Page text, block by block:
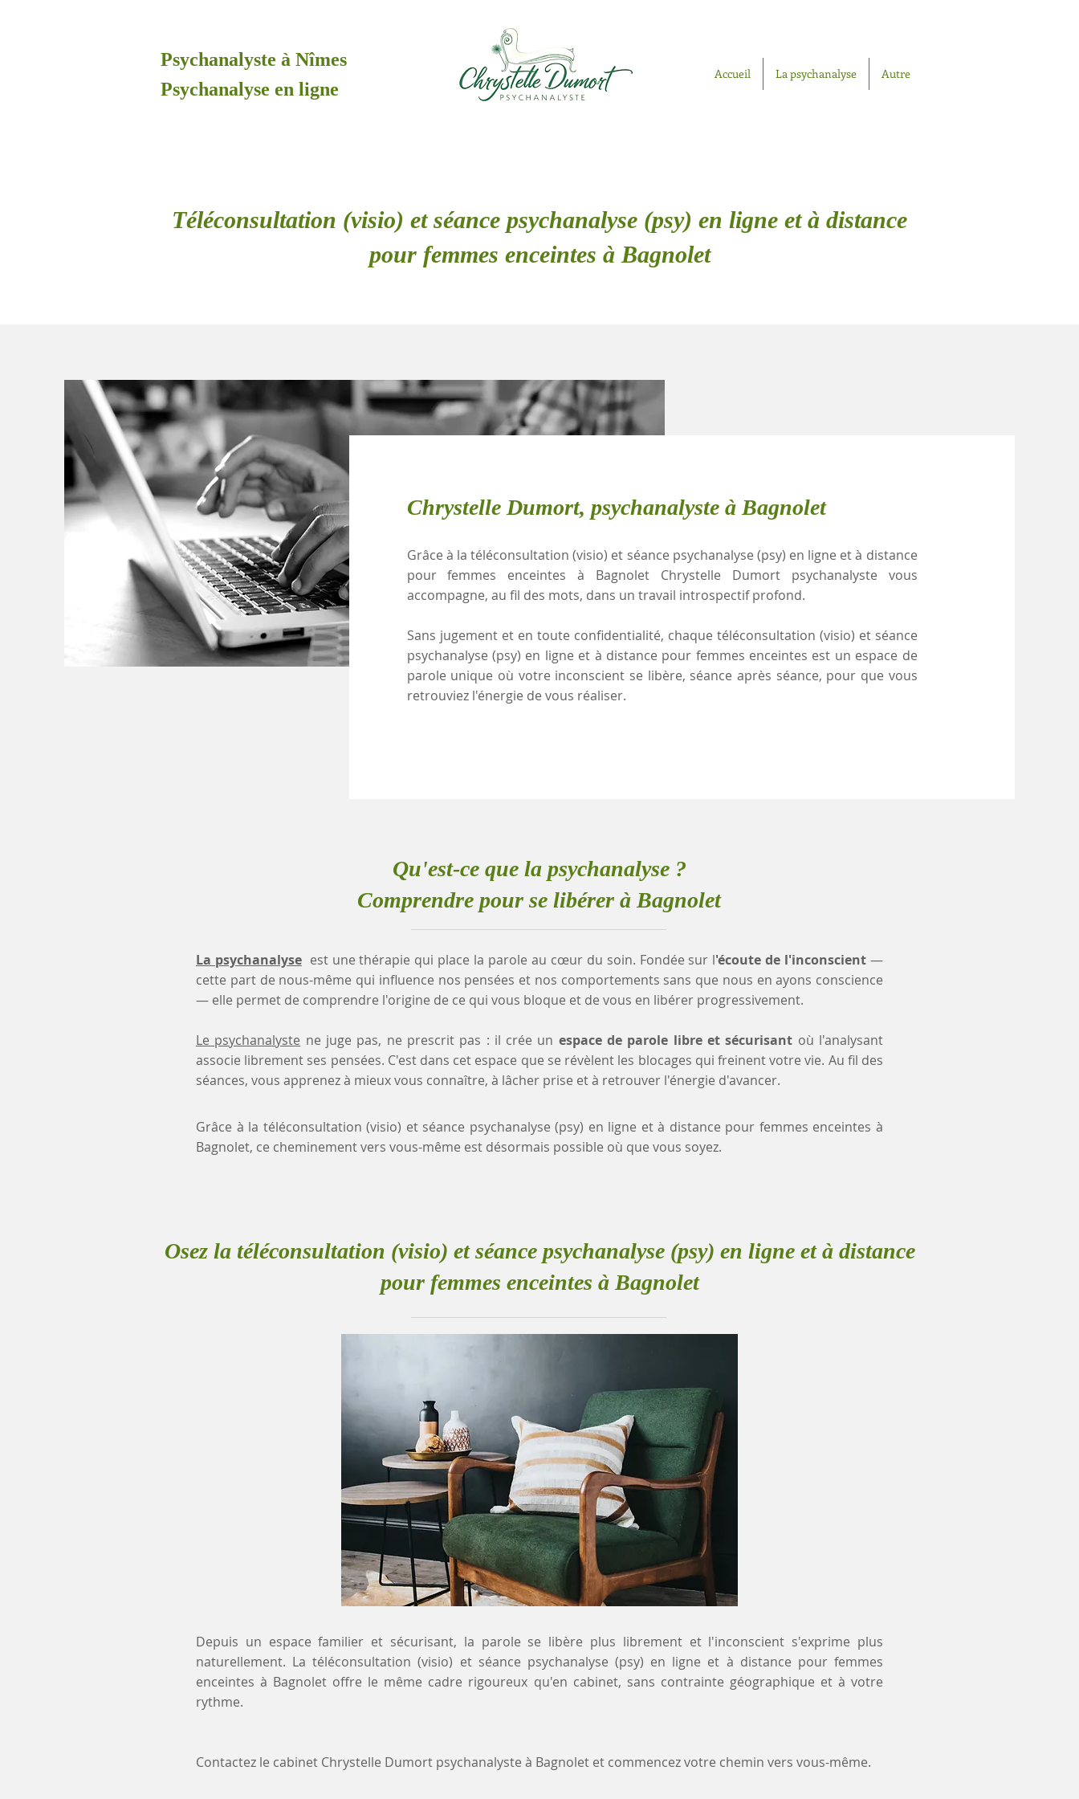
Psychanalyste à Nîmes
Psychanalyse en ligne
Accueil La psychanalyse Autre
Téléconsultation (visio) et séance psychanalyse (psy) en ligne et à distance
pour femmes enceintes à Bagnolet
Chrystelle Dumort, psychanalyste à Bagnolet
Grâce à la téléconsultation (visio) et séance psychanalyse (psy) en ligne et à distance
pour femmes enceintes à Bagnolet Chrystelle Dumort psychanalyste vous
accompagne, au fil des mots, dans un travail introspectif profond.
Sans jugement et en toute confidentialité, chaque téléconsultation (visio) et séance
psychanalyse (psy) en ligne et à distance pour femmes enceintes est un espace de
parole unique où votre inconscient se libère, séance après séance, pour que vous
retrouviez l'énergie de vous réaliser.
Qu'est-ce que la psychanalyse ?
Comprendre pour se libérer à Bagnolet
La psychanalyse est une thérapie qui place la parole au cœur du soin. Fondée sur l'écoute de l'inconscient—
cette part de nous-même qui influence nos pensées et nos comportements sans que nous en ayons conscience
— elle permet de comprendre l'origine de ce qui vous bloque et de vous en libérer progressivement.
Le psychanalyste ne juge pas, ne prescrit pas : il crée un espace de parole libre et sécurisant où l'analysant
associe librement ses pensées. C'est dans cet espace que se révèlent les blocages qui freinent votre vie. Au fil des
séances, vous apprenez à mieux vous connaître, à lâcher prise et à retrouver l'énergie d'avancer.
Grâce à la téléconsultation (visio) et séance psychanalyse (psy) en ligne et à distance pour femmes enceintes à
Bagnolet, ce cheminement vers vous-même est désormais possible où que vous soyez.
Osez la téléconsultation (visio) et séance psychanalyse (psy) en ligne et à distance
pour femmes enceintes à Bagnolet
Depuis un espace familier et sécurisant, la parole se libère plus librement et l'inconscient s'exprime plus
naturellement. La téléconsultation (visio) et séance psychanalyse (psy) en ligne et à distance pour femmes
enceintes à Bagnolet offre le même cadre rigoureux qu'en cabinet, sans contrainte géographique et à votre
rythme.
Contactez le cabinet Chrystelle Dumort psychanalyste à Bagnolet et commencez votre chemin vers vous-même.